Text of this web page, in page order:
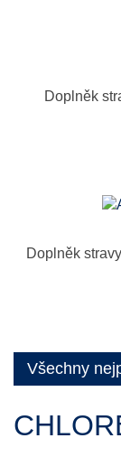
Doplněk
Doplněk
Všechny